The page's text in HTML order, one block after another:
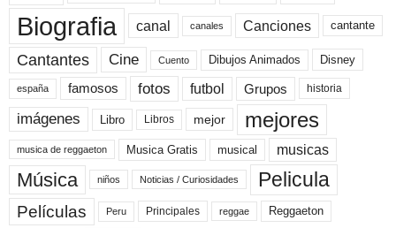
Biografia canal canales Canciones cantante
Cantantes Cine Cuento Dibujos Animados Disney
españa famosos fotos futbol Grupos historia
imágenes Libro Libros mejor mejores
musica de reggaeton Musica Gratis musical musicas
Música niños Noticias / Curiosidades Pelicula
Películas Peru Principales reggae Reggaeton